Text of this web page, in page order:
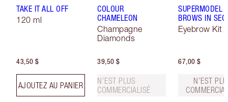
TAKE IT ALL OFF
120 ml
43,50 $
AJOUTEZ AU PANIER
COLOUR
CHAMELEON
Champagne
Diamonds
39,50 $
N’EST PLUS
COMMERCIALISÉ
SUPERMODEL
BROWS IN
Eyebrow Kit
67,00 $
N’EST